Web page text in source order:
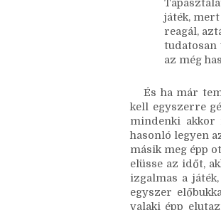
játszhatsz
gyűjtesz,
bandita
játék,
az még
És ha már
kell egyszerre
mindenki akkor
hasonló legyen
másik meg épp